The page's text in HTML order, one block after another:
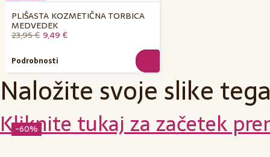
-60%
PLIŠASTA KOZMETIČNA TORBICA
MEDVEDEK
23,95 € 9,49 €
Podrobnosti
Naložite svoje slike
Kliknite tukaj za začetek